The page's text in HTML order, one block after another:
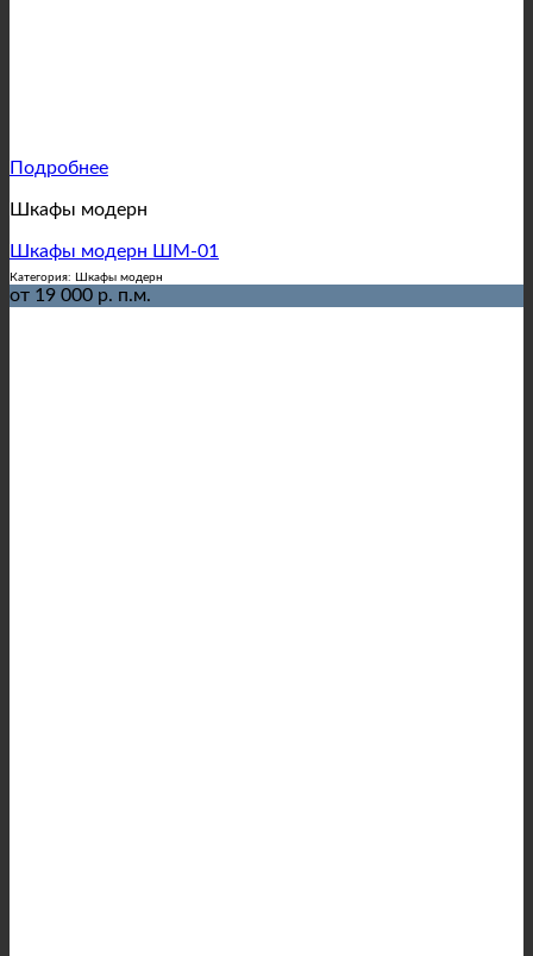
Подробнее
Шкафы модерн
Шкафы модерн ШМ-01
Категория: Шкафы модерн
от 19 000 р. п.м.